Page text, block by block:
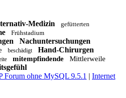
Medizin
gefütterten
Frühstadium
Nachuntersuchungen
beschädigt Hand-Chirurgen
mitempfindende
Mittlerweile
Forum ohne MySQL 9.5.1 | Internet